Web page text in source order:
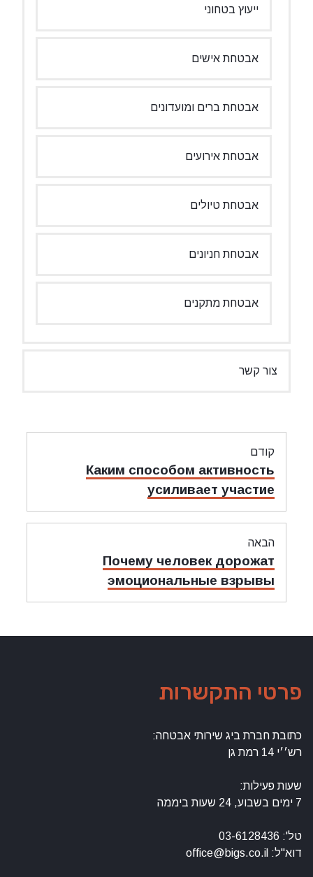
ייעוץ בטחוני
אבטחת אישים
אבטחת ברים ומועדונים
אבטחת אירועים
אבטחת טיולים
אבטחת חניונים
אבטחת מתקנים
צור קשר
ניווט
קודם
מאמר
קודם:
Каким способом активность
усиливает участие
הבאה
מאמר
הבאה:
Почему человек дорожат
эмоциональные взрывы
פרטי התקשרות
כתובת חברת ביג שירותי אבטחה:
רש׳׳י 14 רמת גן
שעות פעילות:
7 ימים בשבוע, 24 שעות ביממה
טל': 03-6128436
דוא"ל: office@bigs.co.il